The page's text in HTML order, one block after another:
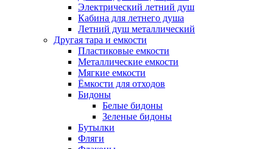
Электрический летний душ
Кабина для летнего душа
Летний душ металлический
Другая тара и емкости
Пластиковые емкости
Металлические емкости
Мягкие емкости
Ёмкости для отходов
Бидоны
Белые бидоны
Зеленые бидоны
Бутылки
Фляги